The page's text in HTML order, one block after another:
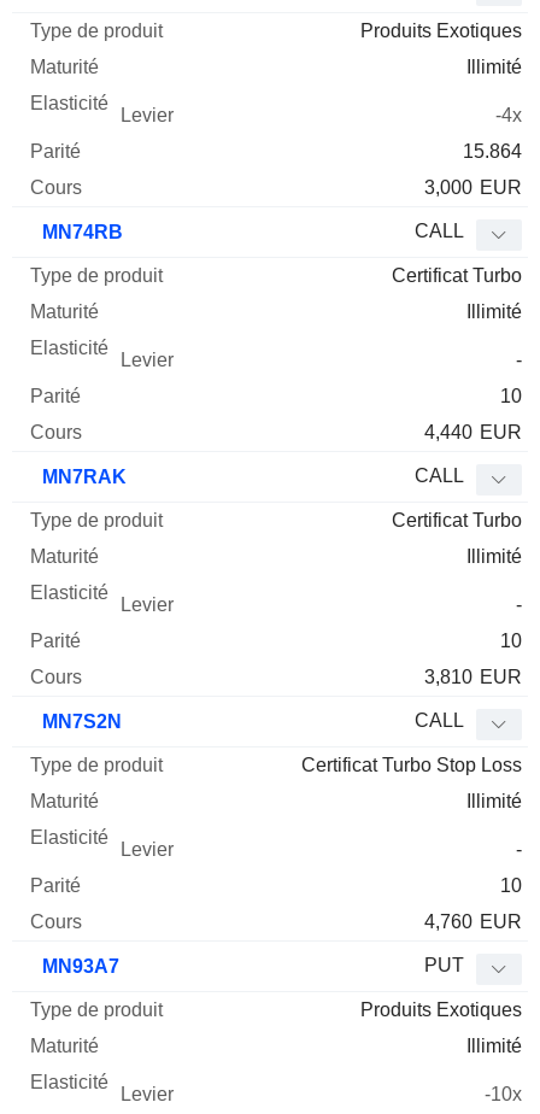
Produits Exotiques
Illimité
-4x
15.864
3,000 EUR
MN74RB CALL
Certificat Turbo
Illimité
-
10
4,440 EUR
MN7RAK CALL
Certificat Turbo
Illimité
-
10
3,810 EUR
MN7S2N CALL
Certificat Turbo Stop Loss
Illimité
-
10
4,760 EUR
MN93A7 PUT
Produits Exotiques
Illimité
-10x